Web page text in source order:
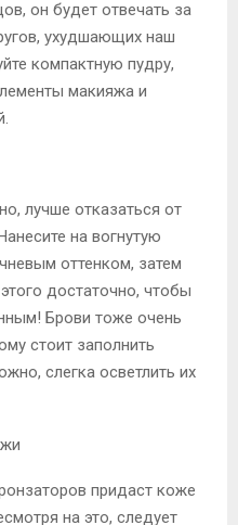
он будет отвечать за
ухудшающих наш
компактную пудру,
макияжа и
лучше отказаться от
на вогнутую
оттенком, затем
достаточно, чтобы
Брови тоже очень
стоит заполнить
слегка осветлить их
придаст коже
на это, следует